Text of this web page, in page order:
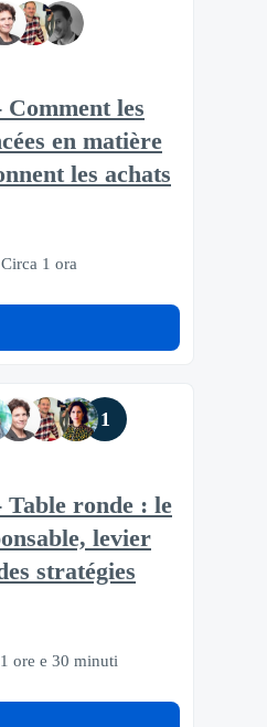
les
en matière
les achats
Circa 1 ora
1
ronde : le
levier
stratégies
ore e 30 minuti